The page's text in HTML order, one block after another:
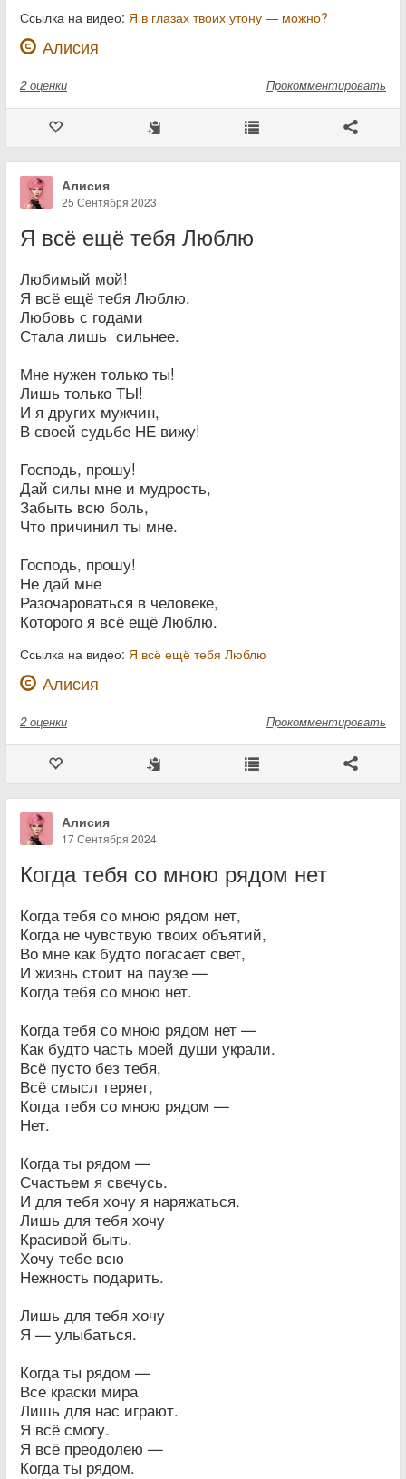
Ссылка на видео: Я в глазах твоих утону — можно?
Алисия
2 оценки Прокомментировать
Алисия
25 Сентября 2023
Я всё ещё тебя Люблю
Любимый мой!
Я всё ещё тебя Люблю.
Любовь с годами
Стала лишь сильнее.
Мне нужен только ты!
Лишь только ТЫ!
И я других мужчин,
В своей судьбе НЕ вижу!
Господь, прошу!
Дай силы мне и мудрость,
Забыть всю боль,
Что причинил ты мне.
Господь, прошу!
Не дай мне
Разочароваться в человеке,
Которого я всё ещё Люблю.
Ссылка на видео: Я всё ещё тебя Люблю
Алисия
2 оценки Прокомментировать
Алисия
17 Сентября 2024
Когда тебя со мною рядом нет
Когда тебя со мною рядом нет,
Когда не чувствую твоих объятий,
Во мне как будто погасает свет,
И жизнь стоит на паузе —
Когда тебя со мною нет.
Когда тебя со мною рядом нет —
Как будто часть моей души украли.
Всё пусто без тебя,
Всё смысл теряет,
Когда тебя со мною рядом —
Нет.
Когда ты рядом —
Счастьем я свечусь.
И для тебя хочу я наряжаться.
Лишь для тебя хочу
Красивой быть.
Хочу тебе всю
Нежность подарить.
Лишь для тебя хочу
Я — улыбаться.
Когда ты рядом —
Все краски мира
Лишь для нас играют.
Я всё смогу.
Я всё преодолею —
Когда ты рядом.